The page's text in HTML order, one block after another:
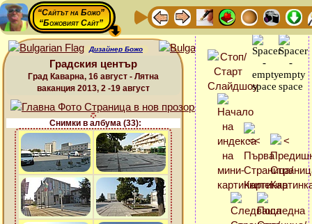
“Сайтът на Божо”
“Божовият Сайт”
Дизайнер Божо
Градския център
Град Каварна, 16 август - Лятна
ваканция 2013, 2 -19 август
Снимки в албума (33):